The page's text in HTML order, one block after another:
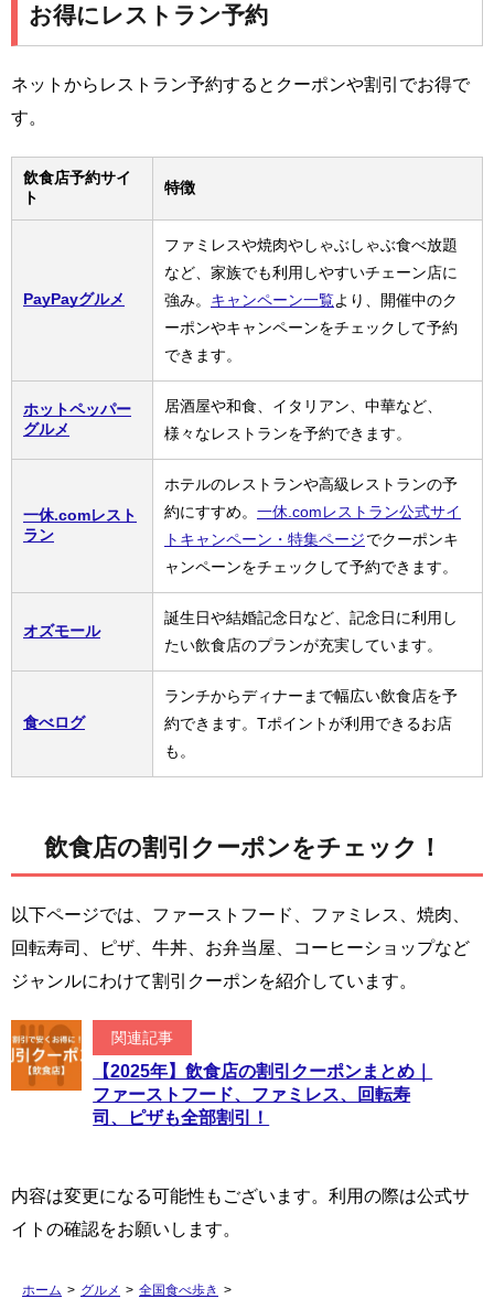
お得にレストラン予約
ネットからレストラン予約するとクーポンや割引でお得で
す。
飲食店予約サイ
ト
特徴
PayPayグルメ
ファミレスや焼肉やしゃぶしゃぶ食べ放題
など、家族でも利用しやすいチェーン店に
強み。 キャンペーン一覧より、開催中のク
ーポンやキャンペーンをチェックして予約
できます。
ホットペッパー
グルメ
居酒屋や和食、イタリアン、中華など、
様々なレストランを予約できます。
一休.comレスト
ラン
ホテルのレストランや高級レストランの予
約にすすめ。 一休.comレストラン公式サイ
トキャンペーン・特集ページでクーポンキ
ャンペーンをチェックして予約できます。
オズモール
誕生日や結婚記念日など、記念日に利用し
たい飲食店のプランが充実しています。
食べログ
ランチからディナーまで幅広い飲食店を予
約できます。Tポイントが利用できるお店
も。
飲食店の割引クーポンをチェック！
以下ページでは、ファーストフード、ファミレス、焼肉、
回転寿司、ピザ、牛丼、お弁当屋、コーヒーショップなど
ジャンルにわけて割引クーポンを紹介しています。
関連記事
【2025年】飲食店の割引クーポンまとめ｜
ファーストフード、ファミレス、回転寿
司、ピザも全部割引！
内容は変更になる可能性もございます。利用の際は公式サ
イトの確認をお願いします。
ホーム > グルメ > 全国食べ歩き >